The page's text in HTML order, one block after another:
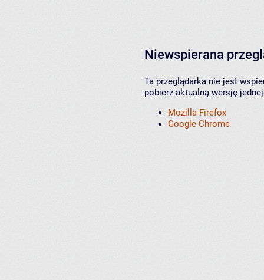
Niewspierana
Ta przeglądarka nie jest
pobierz aktualną wersję
Mozilla Firefox
Google Chrome